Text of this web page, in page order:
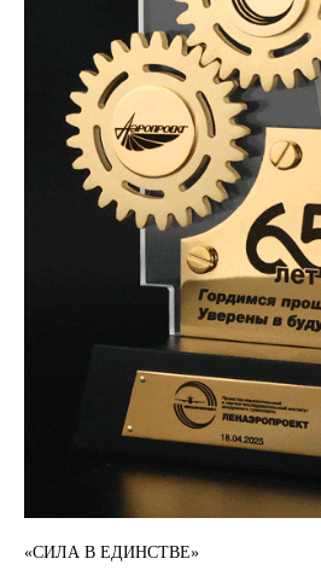
«СИЛА В ЕДИНСТВЕ»